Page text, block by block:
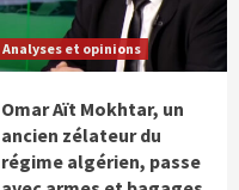
Analyses et opinions
Omar Aït Mokhtar, un
ancien zélateur du
régime algérien, passe